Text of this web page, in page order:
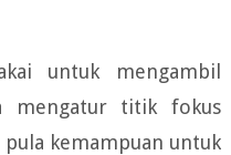
untuk mengambil
mengatur titik fokus
pula kemampuan untuk